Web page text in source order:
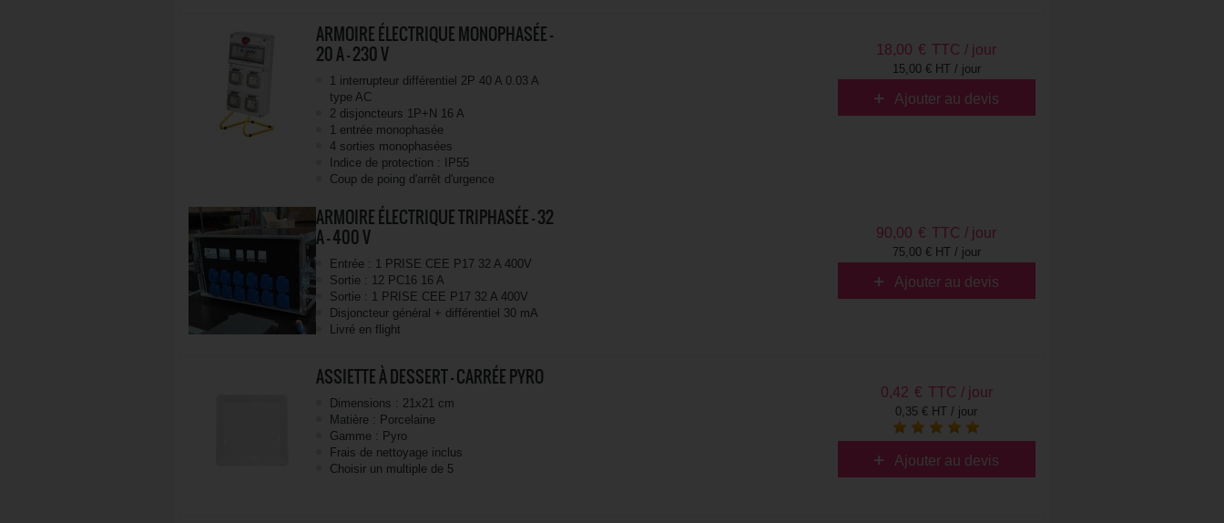
ARMOIRE ÉLECTRIQUE MONOPHASÉE -
20 A - 230 V
1 interrupteur différentiel 2P 40 A 0.03 A
type AC
2 disjoncteurs 1P+N 16 A
1 entrée monophasée
4 sorties monophasées
Indice de protection : IP55
Coup de poing d'arrêt d'urgence
18,00 € TTC / jour
15,00 € HT / jour
Ajouter au devis
ARMOIRE ÉLECTRIQUE TRIPHASÉE - 32
A - 400 V
Entrée : 1 PRISE CEE P17 32 A 400V
Sortie : 12 PC16 16 A
Sortie : 1 PRISE CEE P17 32 A 400V
Disjoncteur général + différentiel 30 mA
Livré en flight
90,00 € TTC / jour
75,00 € HT / jour
Ajouter au devis
ASSIETTE À DESSERT - CARRÉE PYRO
Dimensions : 21x21 cm
Matière : Porcelaine
Gamme : Pyro
Frais de nettoyage inclus
Choisir un multiple de 5
0,42 € TTC / jour
0,35 € HT / jour
Ajouter au devis